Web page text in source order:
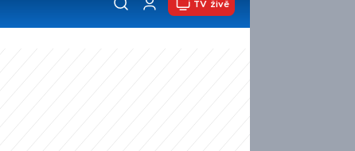
TV živě